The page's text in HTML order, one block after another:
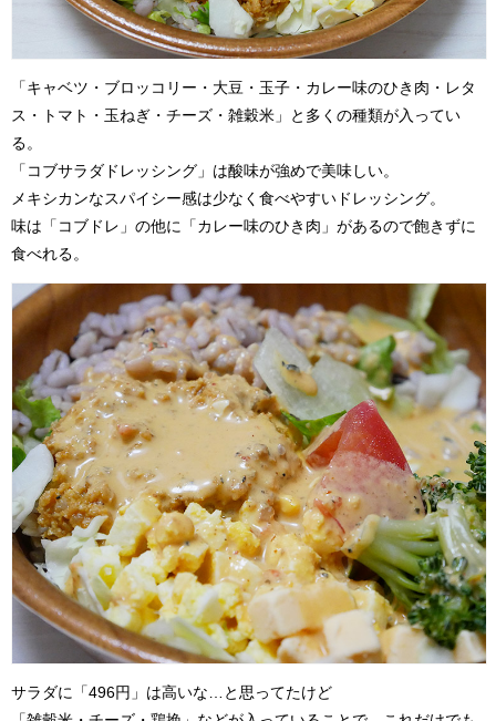
「キャベツ・ブロッコリー・大豆・玉子・カレー味のひき肉・レタ
ス・トマト・玉ねぎ・チーズ・雑穀米」と多くの種類が入ってい
る。
「コブサラダドレッシング」は酸味が強めで美味しい。
メキシカンなスパイシー感は少なく食べやすいドレッシング。
味は「コブドレ」の他に「カレー味のひき肉」があるので飽きずに
食べれる。
サラダに「496円」は高いな…と思ってたけど